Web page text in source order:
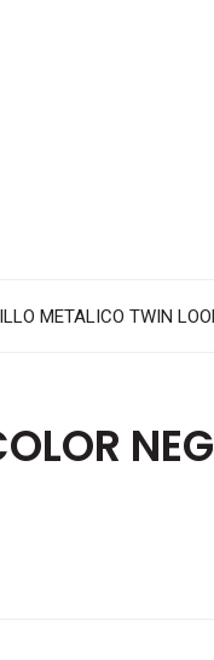
METALICO TWIN